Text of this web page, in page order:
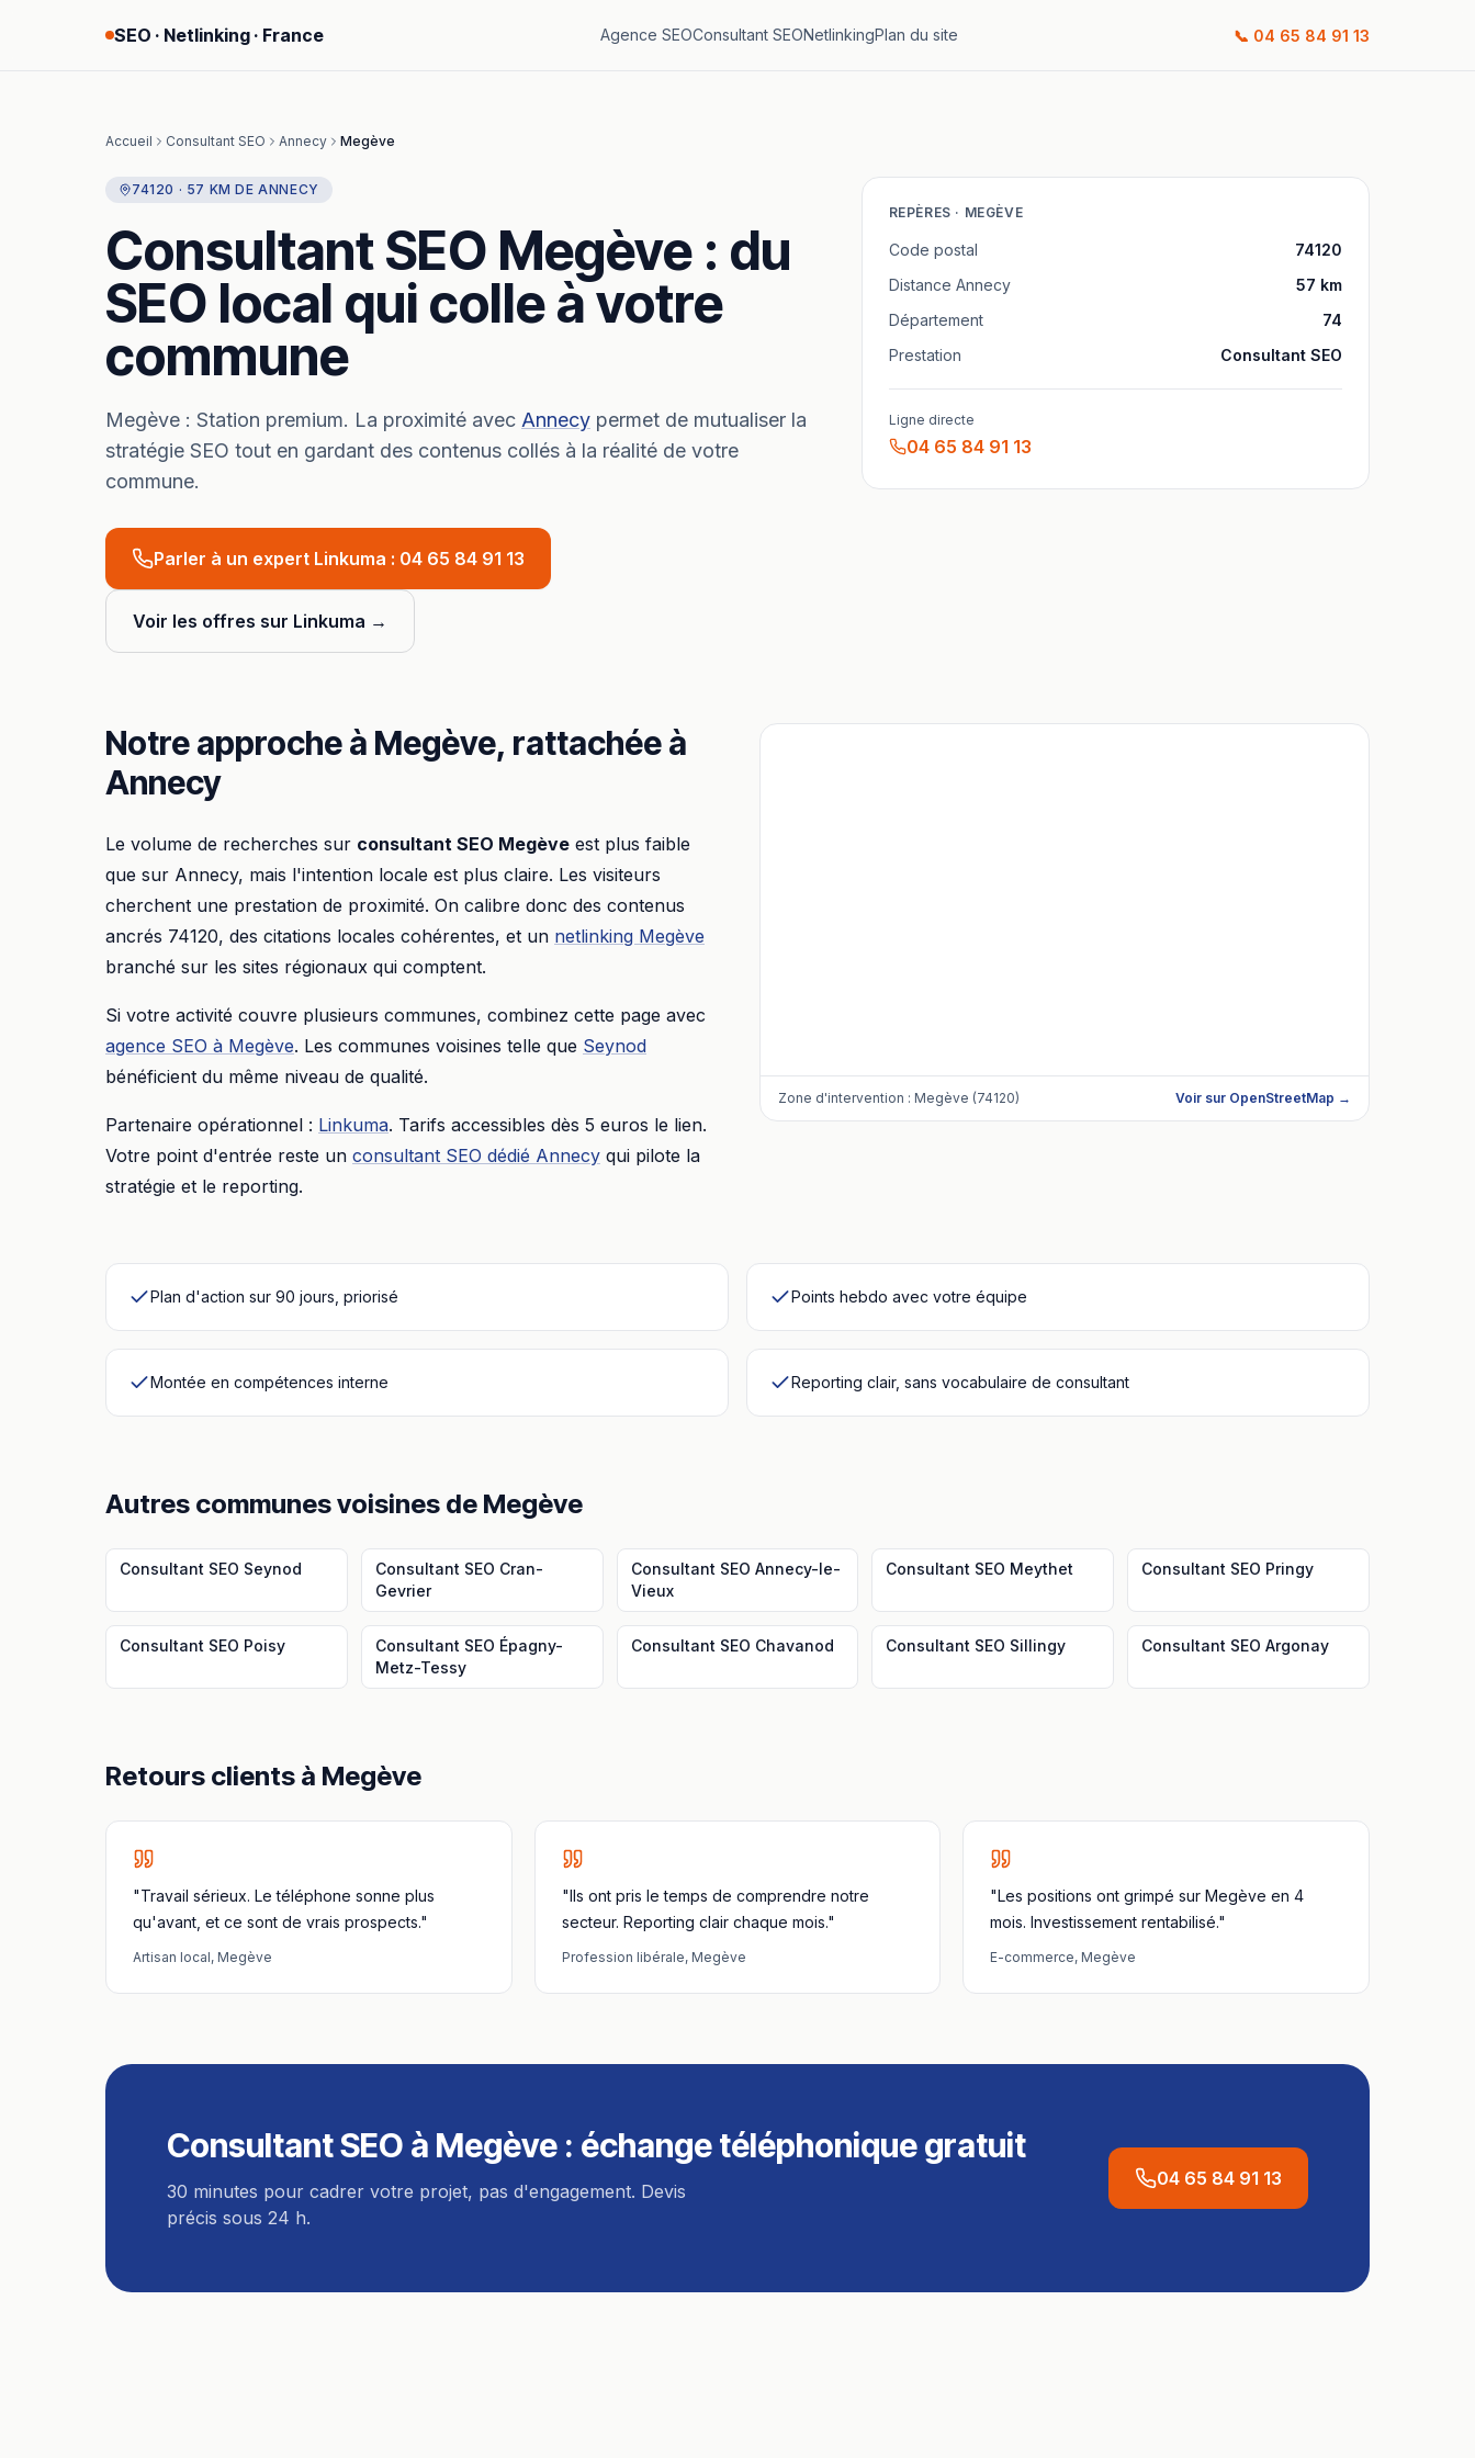
SEO · Netlinking · France Agence SEOConsultant SEONetlinkingPlan du site 📞 04 65 84 91 13
Accueil Consultant SEO Annecy Megève
74120 · 57 KMDEANNECY
Consultant SEO Megève : du
SEO local qui colle à votre
commune
Megève : Station premium. La proximité avec Annecy permet de mutualiser la
stratégie SEO tout en gardant des contenus collés à la réalité de votre
commune.
Parler à un expert Linkuma : 04 65 84 91 13
Voir les offres sur Linkuma →
REPÈRES · MEGÈVE
Code postal
74120
Distance Annecy 57 km
Département
74
Prestation
Consultant SEO
Ligne directe
04 65 84 91 13
Notre approche à Megève, rattachée à
Annecy
Le volume de recherches sur consultant SEO Megève est plus faible
que sur Annecy, mais l'intention locale est plus claire. Les visiteurs
cherchent une prestation de proximité. On calibre donc des contenus
ancrés 74120, des citations locales cohérentes, et un netlinking Megève
branché sur les sites régionaux qui comptent.
Si votre activité couvre plusieurs communes, combinez cette page avec
agence SEO à Megève. Les communes voisines telle que Seynod
bénéficient du même niveau de qualité.
Partenaire opérationnel : Linkuma. Tarifs accessibles dès 5 euros le lien.
Votre point d'entrée reste un consultant SEO dédié Annecy qui pilote la
stratégie et le reporting.
Zone d'intervention : Megève (74120) Voir sur OpenStreetMap →
Plan d'action sur 90 jours, priorisé Points hebdo avec votre équipe
Montée en compétences interne Reporting clair, sans vocabulaire de consultant
Autres communes voisines de Megève
Consultant SEO Seynod Consultant SEO Cran-
Gevrier
Consultant SEO Annecy-le-
Vieux
Consultant SEO Meythet Consultant SEO Pringy
Consultant SEO Poisy Consultant SEO Épagny-
Metz-Tessy
Consultant SEO Chavanod Consultant SEO Sillingy Consultant SEO Argonay
Retours clients à Megève
"Travail sérieux. Le téléphone sonne plus
qu'avant, et ce sont de vrais prospects."
Artisan local, Megève
"Ils ont pris le temps de comprendre notre
secteur. Reporting clair chaque mois."
Profession libérale, Megève
"Les positions ont grimpé sur Megève en 4
mois. Investissement rentabilisé."
E-commerce, Megève
Consultant SEO à Megève : échange téléphonique gratuit
30 minutes pour cadrer votre projet, pas d'engagement. Devis
précis sous 24 h.
04 65 84 91 13